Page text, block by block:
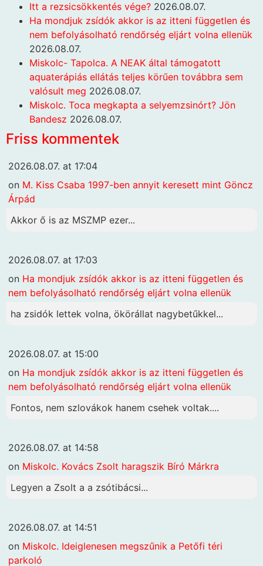
Itt a rezsicsökkentés vége? 2026.08.07.
Ha mondjuk zsídók akkor is az itteni független és
nem befolyásolható rendőrség eljárt volna ellenük
2026.08.07.
Miskolc- Tapolca. A NEAK által támogatott
aquaterápiás ellátás teljes körűen továbbra sem
valósult meg 2026.08.07.
Miskolc. Toca megkapta a selyemzsinórt? Jön
Bandesz 2026.08.07.
Friss kommentek
2026.08.07. at 17:04
on M. Kiss Csaba 1997-ben annyit keresett mint Göncz
Árpád
Akkor ő is az MSZMP ezer...
2026.08.07. at 17:03
on Ha mondjuk zsídók akkor is az itteni független és
nem befolyásolható rendőrség eljárt volna ellenük
ha zsidók lettek volna, ökörállat nagybetűkkel...
2026.08.07. at 15:00
on Ha mondjuk zsídók akkor is az itteni független és
nem befolyásolható rendőrség eljárt volna ellenük
Fontos, nem szlovákok hanem csehek voltak....
2026.08.07. at 14:58
on Miskolc. Kovács Zsolt haragszik Bíró Márkra
Legyen a Zsolt a a zsótibácsi...
2026.08.07. at 14:51
on Miskolc. Ideiglenesen megszűnik a Petőfi téri
parkoló